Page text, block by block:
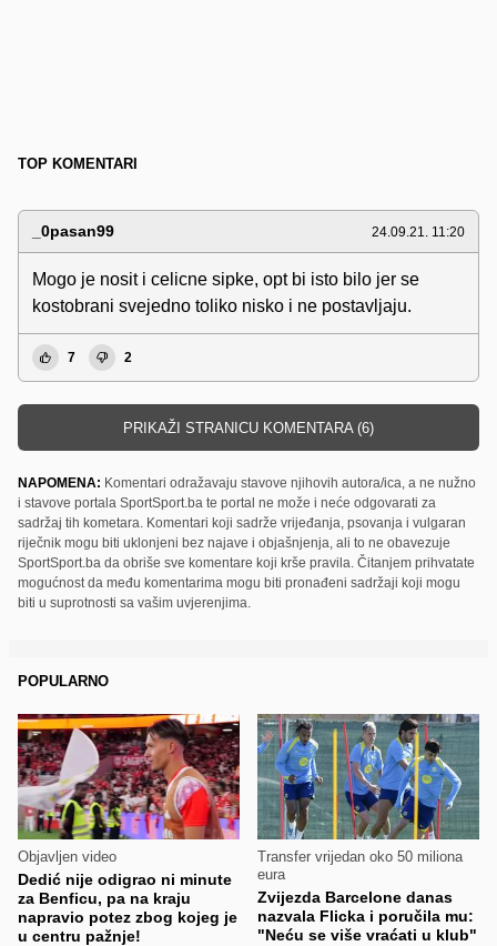
TOP KOMENTARI
_0pasan99 24.09.21. 11:20
Mogo je nosit i celicne sipke, opt bi isto bilo jer se
kostobrani svejedno toliko nisko i ne postavljaju.
7 2
PRIKAŽI STRANICU KOMENTARA (6)
NAPOMENA: Komentari odražavaju stavove njihovih autora/ica, a ne nužno
i stavove portala SportSport.ba te portal ne može i neće odgovarati za
sadržaj tih kometara. Komentari koji sadrže vrijeđanja, psovanja i vulgaran
riječnik mogu biti uklonjeni bez najave i objašnjenja, ali to ne obavezuje
SportSport.ba da obriše sve komentare koji krše pravila. Čitanjem prihvatate
mogućnost da među komentarima mogu biti pronađeni sadržaji koji mogu
biti u suprotnosti sa vašim uvjerenjima.
POPULARNO
Objavljen video
Dedić nije odigrao ni minute
za Benficu, pa na kraju
napravio potez zbog kojeg je
u centru pažnje!
Transfer vrijedan oko 50 miliona
eura
Zvijezda Barcelone danas
nazvala Flicka i poručila mu:
"Neću se više vraćati u klub"